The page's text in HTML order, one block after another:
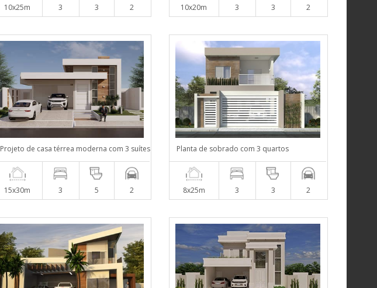
10x25m 3 3 2 10x20m 3 3 2
Projeto de casa térrea moderna com 3 suítes
15x30m 3 5 2
Planta de sobrado com 3 quartos
8x25m 3 3 2